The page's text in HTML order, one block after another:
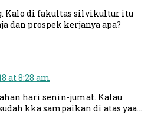
Kalo di fakultas silvikultur itu
dan prospek kerjanya apa?
at 8:28 am
hari senin-jumat. Kalau
kka sampaikan di atas yaa…